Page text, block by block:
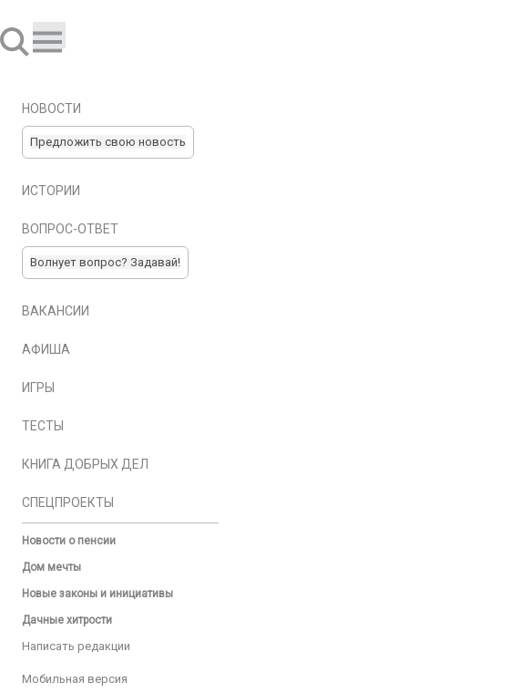
НОВОСТИ
Предложить свою новость
ИСТОРИИ
ВОПРОС-ОТВЕТ
Волнует вопрос? Задавай!
ВАКАНСИИ
АФИША
ИГРЫ
ТЕСТЫ
КНИГА ДОБРЫХ ДЕЛ
СПЕЦПРОЕКТЫ
Новости о пенсии
Дом мечты
Новые законы и инициативы
Дачные хитрости
Написать редакции
Мобильная версия